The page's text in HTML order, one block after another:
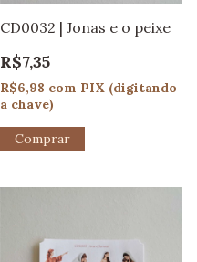
CD0032 | Jonas e o peixe
R$7,35
R$6,98 com PIX (digitando
a chave)